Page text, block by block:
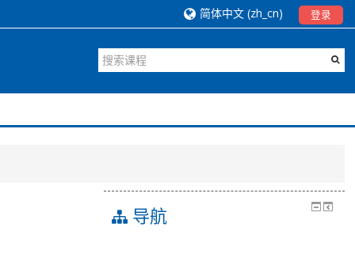
登录
简体中文 ‎(zh_cn)‎
导航